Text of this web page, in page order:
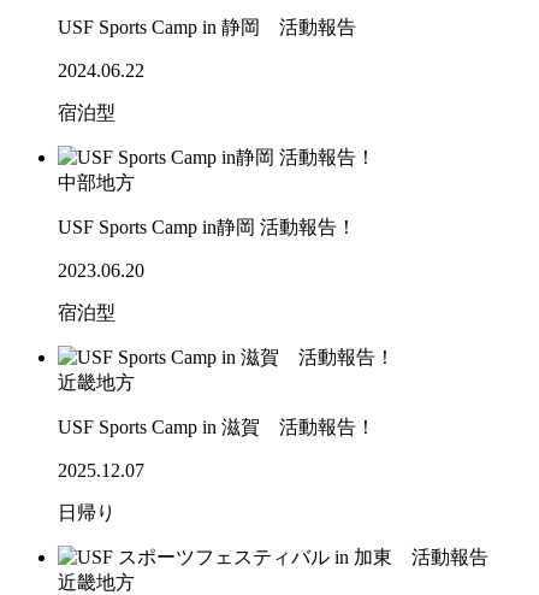
USF Sports Camp in 静岡 活動報告
2024.06.22
宿泊型
中部地方
USF Sports Camp in静岡 活動報告！
2023.06.20
宿泊型
近畿地方
USF Sports Camp in 滋賀 活動報告！
2025.12.07
日帰り
近畿地方